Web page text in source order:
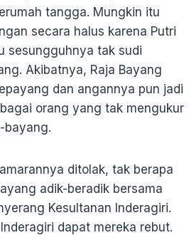
tangga. Mungkin itu
secara halus karena Putri
sesungguhnya tak sudi
Akibatnya, Raja Bayang
dan angannya pun jadi
orang yang tak mengukur
bayang.
ditolak, tak berapa
adik-beradik bersama
Kesultanan Inderagiri.
dapat mereka rebut.